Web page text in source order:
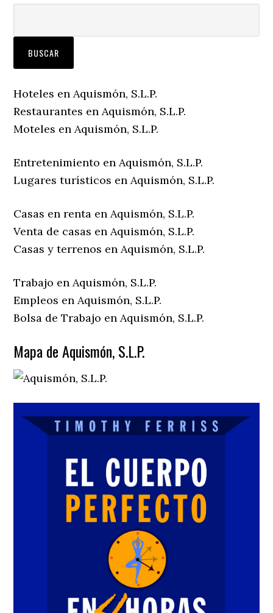
Hoteles en Aquismón, S.L.P.
Restaurantes en Aquismón, S.L.P.
Moteles en Aquismón, S.L.P.
Entretenimiento en Aquismón, S.L.P.
Lugares turísticos en Aquismón, S.L.P.
Casas en renta en Aquismón, S.L.P.
Venta de casas en Aquismón, S.L.P.
Casas y terrenos en Aquismón, S.L.P.
Trabajo en Aquismón, S.L.P.
Empleos en Aquismón, S.L.P.
Bolsa de Trabajo en Aquismón, S.L.P.
Mapa de Aquismón, S.L.P.